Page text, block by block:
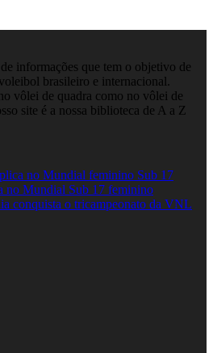
informações que tem o objetivo de
brasileiro e internacional.
vôlei de quadra como no vôlei de
site é a nossa biblioteca de A a Z
no Mundial feminino Sub 17
no Mundial Sub 17 feminino
conquista o tricampeonato da VNL